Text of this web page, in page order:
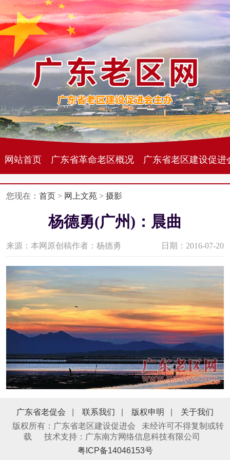
网站首页 广东省革命老区概况 广东省老区建设促进
您现在： 首页> 网上文苑> 摄影
杨德勇(广州)：晨曲
来源：本网原创稿作者：杨德勇 日期：2016-07-20
广东省老促会 联系我们 版权申明
关于我们
版权所有：广东省老区建设促进会 未经许可不得复制或转
载
技术支持：广东南方网络信息科技有限公司
粤ICP备14046153号